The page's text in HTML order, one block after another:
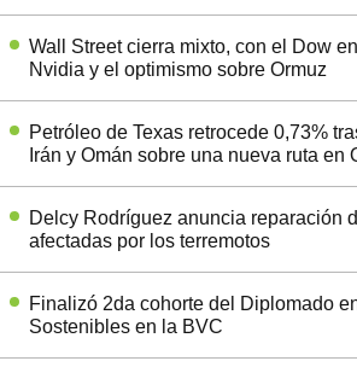
Wall Street cierra mixto, con el Dow
Nvidia y el optimismo sobre Ormuz
Petróleo de Texas retrocede 0,73%
Irán y Omán sobre una nueva ruta en
Delcy Rodríguez anuncia reparación
afectadas por los terremotos
Finalizó 2da cohorte del Diplomado
Sostenibles en la BVC